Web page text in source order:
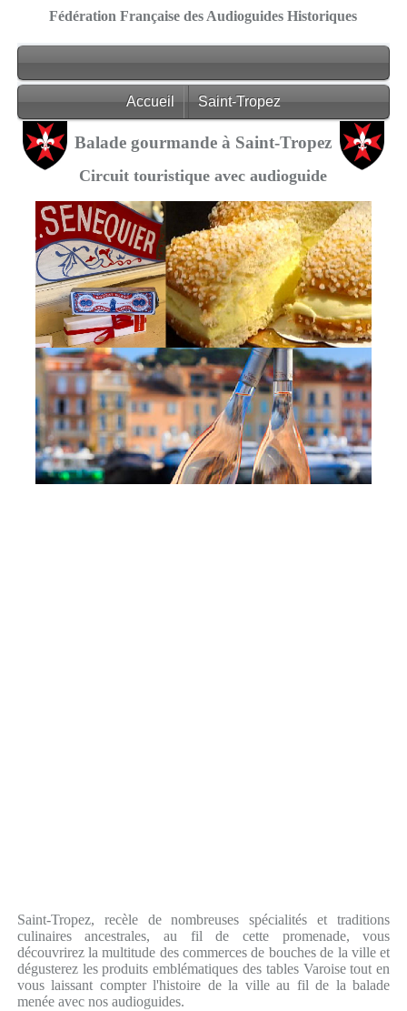
Fédération Française des Audioguides Historiques
Accueil Saint-Tropez
Balade gourmande à Saint-Tropez
Circuit touristique avec audioguide
Saint-Tropez, recèle de nombreuses spécialités et traditions
culinaires ancestrales, au fil de cette promenade, vous
découvrirez la multitude des commerces de bouches de la ville et
dégusterez les produits emblématiques des tables Varoise tout en
vous laissant compter l'histoire de la ville au fil de la balade
menée avec nos audioguides.